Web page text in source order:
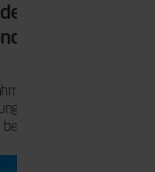
ihren
– sie sind
und die
Die Wahl